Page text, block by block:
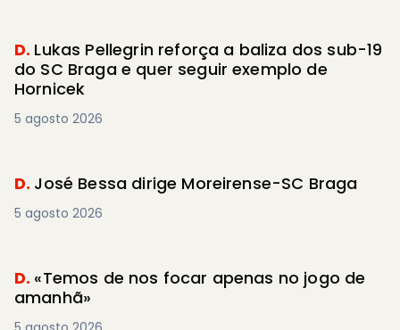
D. Lukas Pellegrin reforça a baliza dos sub-19
do SC Braga e quer seguir exemplo de
Hornicek
5 agosto 2026
D. José Bessa dirige Moreirense-SC Braga
5 agosto 2026
D. «Temos de nos focar apenas no jogo de
amanhã»